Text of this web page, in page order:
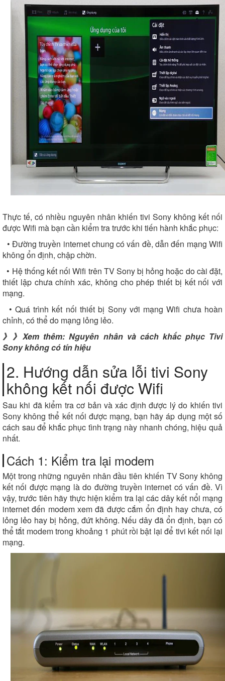
Thực tế, có nhiều nguyên nhân khiến tivi Sony không kết nối
được Wifi mà bạn cần kiểm tra trước khi tiến hành khắc phục:
• Đường truyền internet chung có vấn đề, dẫn đến mạng Wifi
không ổn định, chập chờn.
• Hệ thống kết nối Wifi trên TV Sony bị hỏng hoặc do cài đặt,
thiết lập chưa chính xác, không cho phép thiết bị kết nối với
mạng.
• Quá trình kết nối thiết bị Sony với mạng Wifi chưa hoàn
chỉnh, có thể do mạng lỏng lẻo.
》》Xem thêm:Nguyên nhân và cách khắc phục Tivi
Sony không có tín hiệu
2. Hướng dẫn sửa lỗi tivi Sony
không kết nối được Wifi
Sau khi đã kiểm tra cơ bản và xác định được lý do khiến tivi
Sony không thể kết nối được mạng, bạn hãy áp dụng một số
cách sau để khắc phục tình trạng này nhanh chóng, hiệu quả
nhất.
Cách 1: Kiểm tra lại modem
Một trong những nguyên nhân đầu tiên khiến TV Sony không
kết nối được mạng là do đường truyền internet có vấn đề. Vì
vậy, trước tiên hãy thực hiện kiểm tra lại các dây kết nổi mạng
internet đến modem xem đã được cắm ổn định hay chưa, có
lỏng lẻo hay bị hỏng, đứt không. Nếu dây đã ổn định, bạn có
thể tắt modem trong khoảng 1 phút rồi bật lại để tivi kết nối lại
mạng.